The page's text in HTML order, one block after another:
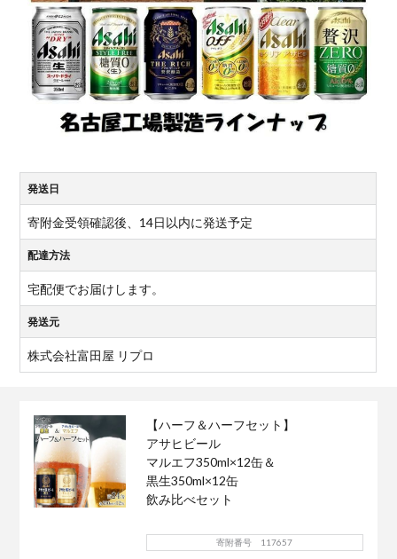
発送日
寄附金受領確認後、14日以内に発送予定
配達方法
宅配便でお届けします。
発送元
株式会社富田屋 リプロ
【ハーフ＆ハーフセット】
アサヒビール
マルエフ350ml×12缶＆
黒生350ml×12缶
飲み比べセット
寄附番号 117657